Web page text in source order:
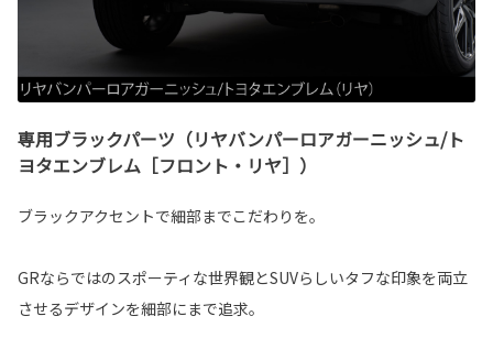
専用ブラックパーツ（リヤバンパーロアガーニッシュ/ト
ヨタエンブレム［フロント・リヤ］）
ブラックアクセントで細部までこだわりを。
GRならではのスポーティな世界観とSUVらしいタフな印象を両立
させるデザインを細部にまで追求。